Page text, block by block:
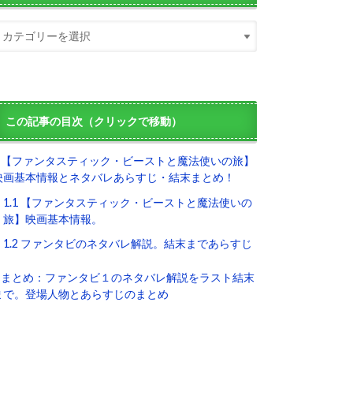
この記事の目次（クリックで移動）
【ファンタスティック・ビーストと魔法使いの旅】
画基本情報とネタバレあらすじ・結末まとめ！
1.1
【ファンタスティック・ビーストと魔法使いの
旅】映画基本情報。
1.2 ファンタビのネタバレ解説。結末まであらすじ
まとめ：ファンタビ１のネタバレ解説をラスト結末
で。登場人物とあらすじのまとめ